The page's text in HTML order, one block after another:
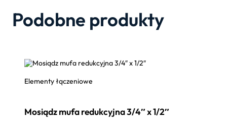
Podobne produkty
Elementy łączeniowe
Mosiądz mufa redukcyjna 3/4″ x 1/2″